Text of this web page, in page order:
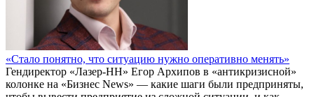
«Стало понятно, что ситуацию нужно оперативно менять»
Гендиректор «Лазер-НН» Егор Архипов в «антикризисной»
колонке на «Бизнес News» — какие шаги были предприняты,